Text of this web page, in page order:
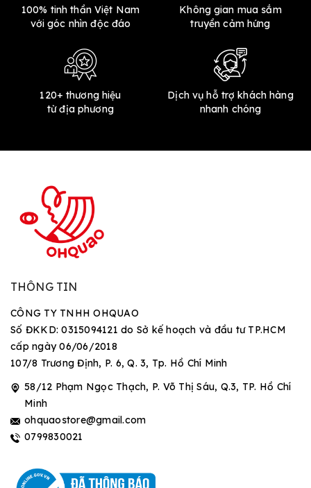
100% tinh thần Việt Nam
với góc nhìn độc đáo
Không gian mua sắm
truyền cảm hứng
120+ thương hiệu
từ địa phương
Dịch vụ hỗ trợ khách hàng
nhanh chóng
THÔNG TIN
CÔNG TY TNHH OHQUAO
Số ĐKKD: 0315094121 do Sở kế hoạch và đầu tư TP.HCM
cấp ngày 06/06/2018
107/8 Trương Định, P. 6, Q. 3, Tp. Hồ Chí Minh
58/12 Phạm Ngọc Thạch, P. Võ Thị Sáu, Q.3, TP. Hồ Chí
Minh
ohquaostore@gmail.com
0799830021